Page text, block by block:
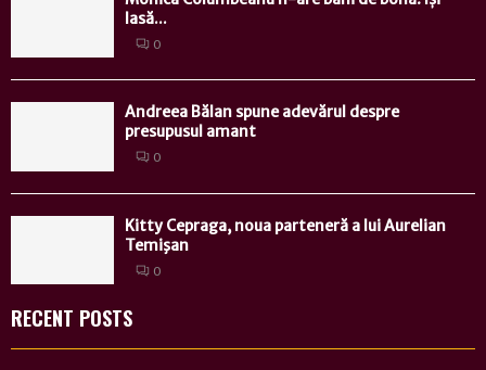
lasă...
0
Andreea Bălan spune adevărul despre
presupusul amant
0
Kitty Cepraga, noua parteneră a lui Aurelian
Temişan
0
RECENT POSTS